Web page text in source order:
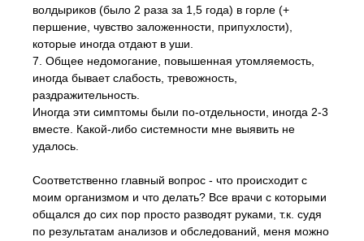
волдыриков (было 2 раза за 1,5 года) в горле (+
першение, чувство заложенности, припухлости),
которые иногда отдают в уши.
7. Общее недомогание, повышенная утомляемость,
иногда бывает слабость, тревожность,
раздражительность.
Иногда эти симптомы были по-отдельности, иногда 2-3
вместе. Какой-либо системности мне выявить не
удалось.
Соответственно главный вопрос - что происходит с
моим организмом и что делать? Все врачи с которыми
общался до сих пор просто разводят руками, т.к. судя
по результатам анализов и обследований, меня можно